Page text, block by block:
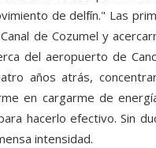
de delfín." Las
de Cozumel y
del aeropuerto de
años atrás,
en cargarme de
hacerlo efectivo. Sin
intensidad.